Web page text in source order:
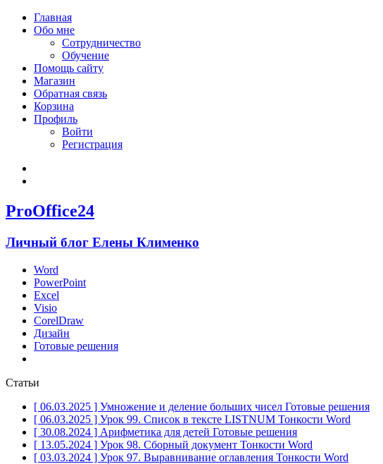
Главная
Обо мне
Сотрудничество
Обучение
Помощь сайту
Магазин
Обратная связь
Корзина
Профиль
Войти
Регистрация
ProOffice24
Личный блог Елены Клименко
Word
PowerPoint
Excel
Visio
CorelDraw
Дизайн
Готовые решения
Статьи
[ 06.03.2025 ] Умножение и деление больших чисел Готовые решения
[ 06.03.2025 ] Урок 99. Список в тексте LISTNUM Тонкости Word
[ 30.08.2024 ] Арифметика для детей Готовые решения
[ 13.05.2024 ] Урок 98. Сборный документ Тонкости Word
[ 03.03.2024 ] Урок 97. Выравнивание оглавления Тонкости Word